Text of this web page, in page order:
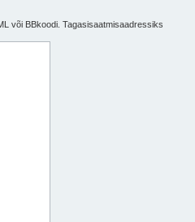
või BBkoodi. Tagasisaatmisaadressiks